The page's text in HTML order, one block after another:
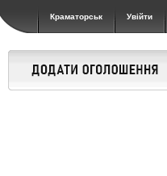
Краматорськ Увійти